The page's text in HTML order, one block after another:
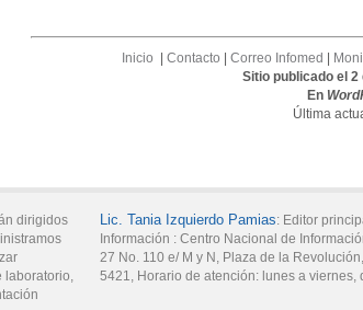
Inicio |Contacto |Correo Infomed
Sitio publicado el 2
En
Última
Lic. Tania Izquierdo Pamias: Editor
Información : Centro Nacional de
27 No. 110 e/ M y N, Plaza de la Revolución,
5421, Horario de atención: lunes a viernes,
dirigidos
laboratorio,